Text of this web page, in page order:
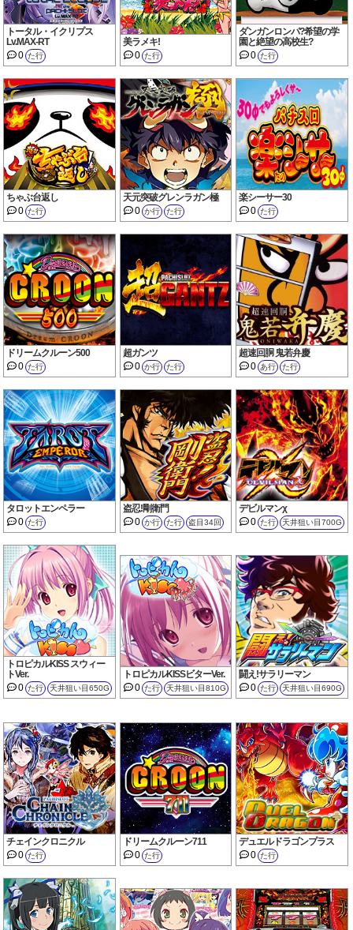
トータル・イクリプス
Lv.MAX-RT
0 た行
美ラメキ!
0 た行
ダンガンロンパ?希望の学
園と絶望の高校生?
0 た行
ちゃぶ台返し
0 た行
天元突破グレンラガン極
0 か行 た行
楽シーサー30
0 た行
ドリームクルーン500
0 た行
超ガンツ
0 か行 た行
超速回胴 鬼若弁慶
0 あ行 た行
タロットエンペラー
0 た行
盗忍!剛衛門
0 か行 た行 盗目34回
デビルマンχ
0 た行 天井狙い目700G
トロピカルKISS スウィー
トVer.
0 た行 天井狙い目650G
トロピカルKISSビターVer.
0 た行 天井狙い目810G
闘え!サラリーマン
0 た行 天井狙い目690G
チェインクロニクル
0 た行
ドリームクルーン711
0 た行
デュエルドラゴンプラス
0 た行